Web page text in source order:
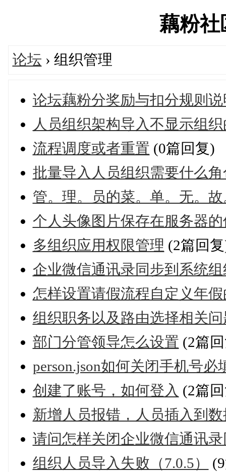
藕粉社
论坛 › 组织管理
论坛藕粉分奖励与扣分规则说
人员组织架构导入不显示组
流程调度或者重置 (0篇回复)
批量导入人员组织需要什么角
管。理。员的菜。单。无。
个人头像图片保存在服务器
多组织应用权限管理 (2篇回
企业微信通讯录同步到系统
怎样设置请假流程自定义年
组织职务以及路由选择相关问
部门分管领导怎么设置 (2篇
person.json如何关闭手机号必
创建了账号，如何登入 (2篇
新增人员报错，人员插入到
请问怎样关闭企业微信通讯
组织人员导入失败（7.0.5）